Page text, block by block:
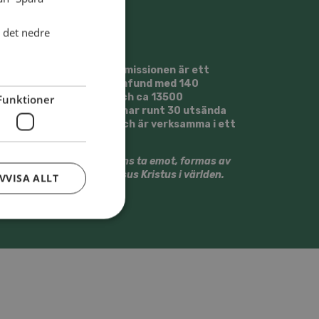
Svenska Alliansmissionen är ett
kristet trossamfund med 140
församlingar och ca 13500
medlemmar. Vi har runt 30 utsända
medarbetare och är verksamma i ett
Vi vill tillsammans ta emot, formas av
och gestalta Jesus Kristus i världen.
nedre
ALLT